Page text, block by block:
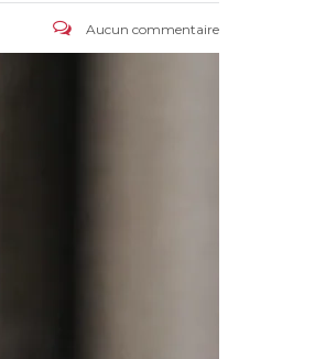
Aucun commentaire